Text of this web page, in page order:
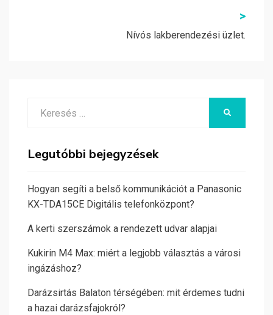
>
Nívós lakberendezési üzlet.
Legutóbbi bejegyzések
Hogyan segíti a belső kommunikációt a Panasonic
KX-TDA15CE Digitális telefonközpont?
A kerti szerszámok a rendezett udvar alapjai
Kukirin M4 Max: miért a legjobb választás a városi
ingázáshoz?
Darázsirtás Balaton térségében: mit érdemes tudni
a hazai darázsfajokról?